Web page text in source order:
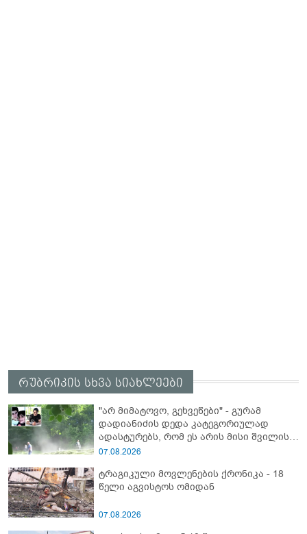
რუბრიკის სხვა სიახლეები
"არ მიმატოვო, გეხვეწები" - გუ­რა­მ
დადიანიძის დედა კა­ტე­გო­რი­უ­ლად
ადას­ტუ­რებს, რომ ეს არის მისი შვი­ლის
ხმა
07.08.2026
ტრაგიკული მოვლენების ქრონიკა - 18
წელი აგვისტოს ომიდან
07.08.2026